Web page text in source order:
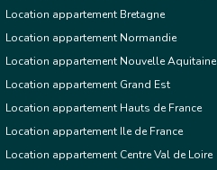
Location appartement Bretagne
Location appartement Normandie
Location appartement Nouvelle Aquitaine
Location appartement Grand Est
Location appartement Hauts de France
Location appartement Ile de France
Location appartement Centre Val de Loire